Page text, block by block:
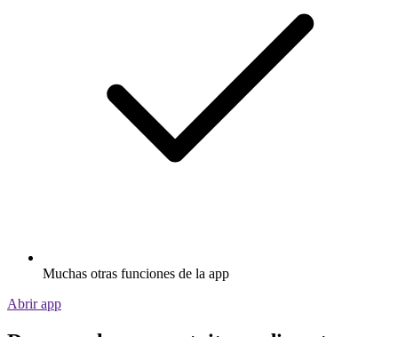
Muchas otras funciones de la app
Abrir app